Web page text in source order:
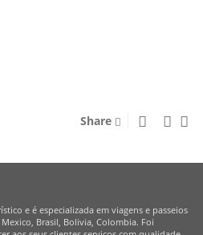
Share
e é especializada em viagens e passeios
Brasil, Bolivia, Colombia. Foi